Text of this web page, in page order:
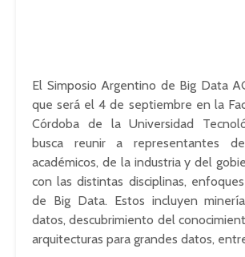
El Simposio Argentino de Big Data
que será el 4 de septiembre en la
Córdoba de la Universidad
busca reunir a representantes
académicos, de la industria y del
con las distintas disciplinas,
de Big Data. Estos incluyen
datos, descubrimiento del
arquitecturas para grandes datos,